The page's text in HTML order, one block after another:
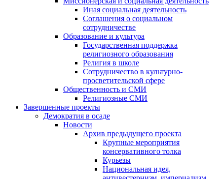
Иная социальная деятельность
Соглашения о социальном
сотрудничестве
Образование и культура
Государственная поддержка
религиозного образования
Религия в школе
Сотрудничество в культурно-
просветительской сфере
Общественность и СМИ
Религиозные СМИ
Завершенные проекты
Демократия в осаде
Новости
Архив предыдущего проекта
Крупные мероприятия
консервативного толка
Курьезы
Национальная идея,